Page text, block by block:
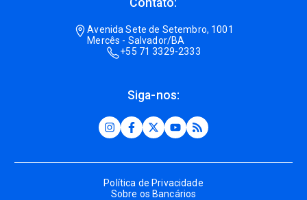
Contato:
Avenida Sete de Setembro, 1001
Mercês - Salvador/BA
+55 71 3329-2333
Siga-nos:
Política de Privacidade
Sobre os Bancários